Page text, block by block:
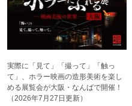
実際に「見て」「撮って」
「触っ
て」、ホラー映画の造形美術を楽し
める展覧会が大阪・なんばで開催！
（2026年7月27日更新）